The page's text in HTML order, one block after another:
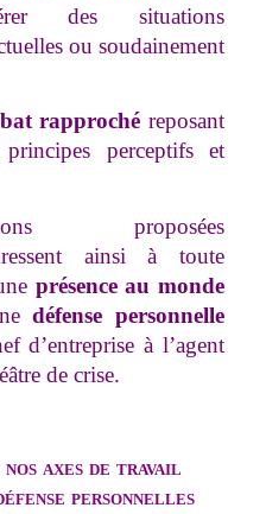
des situations
ou soudainement
rapproché reposant
perceptifs et
proposées
ainsi à toute
présence au monde
défense personnelle
d’entreprise à l’agent
de crise.
axes de travail
personnelles